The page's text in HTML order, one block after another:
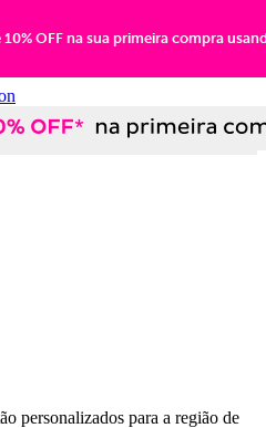
10% OFF na sua primeira compra
personalizados para a região de